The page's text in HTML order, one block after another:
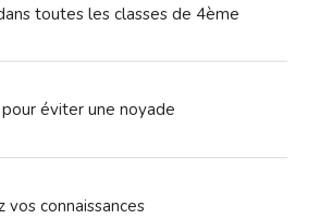
toutes les classes de 4ème
éviter une noyade
connaissances